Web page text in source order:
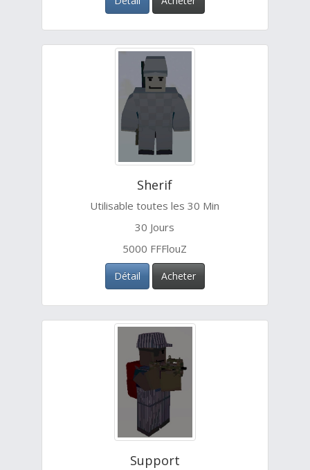
Sherif
Utilisable toutes les 30 Min
30 Jours
5000 FFFlouZ
Détail Acheter
Support